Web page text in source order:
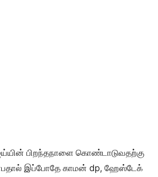
பிறந்தநாளை கொண்டாடுவதற்கு
இப்போதே காமன் dp, ஹேஸ்டேக்